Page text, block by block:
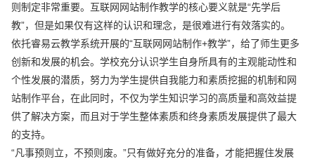
则制定非常重要。互联网网站制作教学的核心要义就是“先学后
教”，但是如果仅有这样的认识和理念，是很难进行有效落实的。
依托睿易云教学系统开展的“互联网网站制作+教学”，给了师生更多
创新和发展的机会。学校充分认识学生自身所具有的主观能动性和
个性发展的潜质，努力为学生提供自我能力和素质挖掘的机制和网
站制作平台，在此同时，不仅为学生知识学习的高质量和高效益提
供了解决方案，而且对于学生整体素质和终身素质发展提供了最大
的支持。
“凡事预则立，不预则废。”只有做好充分的准备，才能把握住发展